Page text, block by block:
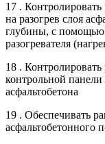
17 .
на разогрев слоя
глубины, с помощью
разогревателя
18 .
контрольной панели
асфальтобетона
19 . Обеспечивать
асфальтобетонного